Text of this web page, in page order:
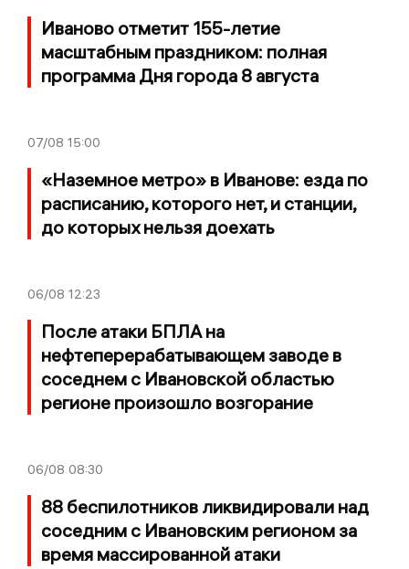
Иваново отметит 155-летие
масштабным праздником: полная
программа Дня города 8 августа
07/08 15:00
«Наземное метро» в Иванове: езда по
расписанию, которого нет, и станции,
до которых нельзя доехать
06/08 12:23
После атаки БПЛА на
нефтеперерабатывающем заводе в
соседнем с Ивановской областью
регионе произошло возгорание
06/08 08:30
88 беспилотников ликвидировали над
соседним с Ивановским регионом за
время массированной атаки